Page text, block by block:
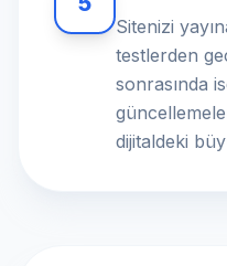
Sitenizi
testlerden
sonrasında
dijitaldeki